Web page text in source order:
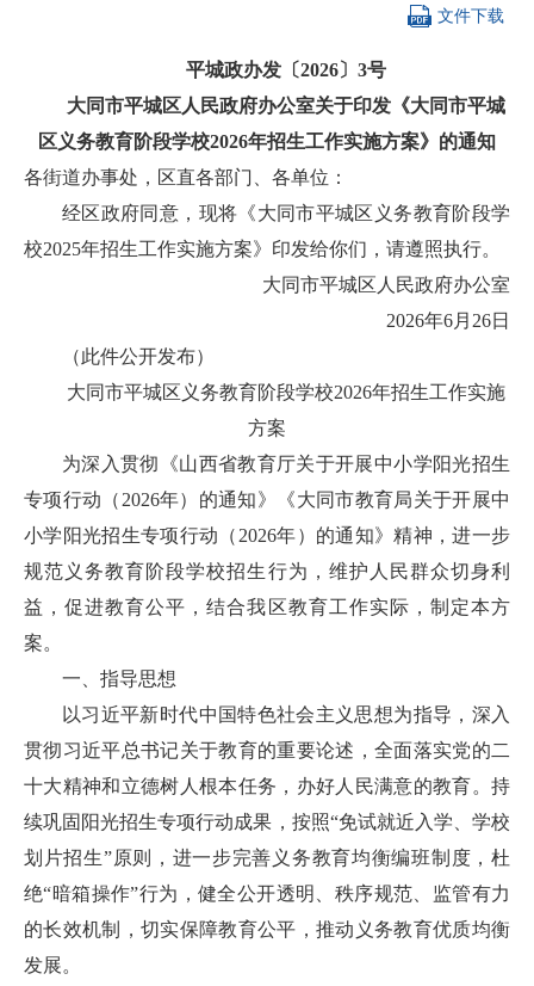
 文件下载
平城政办发〔2026〕3号
大同市平城区人民政府办公室关于印发《大同市平城
区义务教育阶段学校2026年招生工作实施方案》的通知
各街道办事处，区直各部门、各单位：
经区政府同意，现将《大同市平城区义务教育阶段学
校2025年招生工作实施方案》印发给你们，请遵照执行。
大同市平城区人民政府办公室
2026年6月26日
（此件公开发布）
大同市平城区义务教育阶段学校2026年招生工作实施
方案
为深入贯彻《山西省教育厅关于开展中小学阳光招生
专项行动（2026年）的通知》《大同市教育局关于开展中
小学阳光招生专项行动（2026年）的通知》精神，进一步
规范义务教育阶段学校招生行为，维护人民群众切身利
益，促进教育公平，结合我区教育工作实际，制定本方
案。
一、指导思想
以习近平新时代中国特色社会主义思想为指导，深入
贯彻习近平总书记关于教育的重要论述，全面落实党的二
十大精神和立德树人根本任务，办好人民满意的教育。持
续巩固阳光招生专项行动成果，按照“免试就近入学、学校
划片招生”原则，进一步完善义务教育均衡编班制度，杜
绝“暗箱操作”行为，健全公开透明、秩序规范、监管有力
的长效机制，切实保障教育公平，推动义务教育优质均衡
发展。